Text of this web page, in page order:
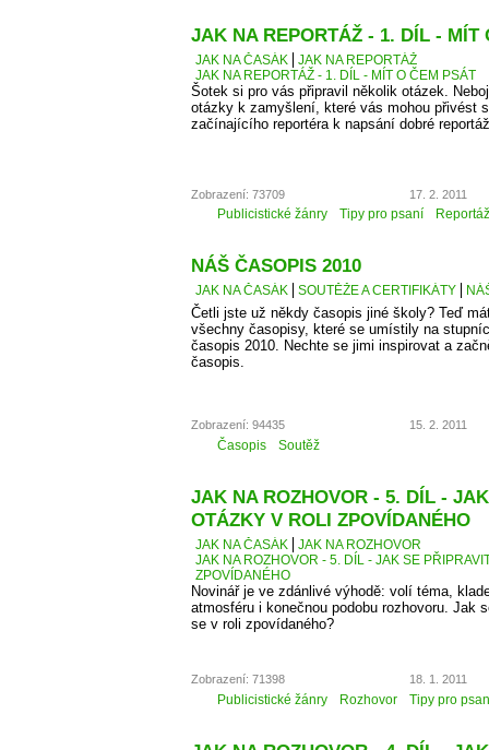
JAK NA REPORTÁŽ - 1. DÍL - MÍT
JAK NA ČASÁK
JAK NA REPORTÁŽ
JAK NA REPORTÁŽ - 1. DÍL - MÍT O ČEM PSÁT
Šotek si pro vás připravil několik otázek.
otázky k zamyšlení, které vás mohou přivést
začínajícího reportéra k napsání dobré
Zobrazení: 73709 17. 2. 2011
Publicistické žánry Tipy pro psaní Reportáž
NÁŠ ČASOPIS 2010
JAK NA ČASÁK SOUTĚŽE A CERTIFIKÁTY
Četli jste už někdy časopis jiné školy? Teď
všechny časopisy, které se umístily na
časopis 2010. Nechte se jimi inspirovat a
časopis.
Zobrazení: 94435 15. 2. 2011
Časopis Soutěž
JAK NA ROZHOVOR - 5. DÍL -
OTÁZKY V ROLI ZPOVÍDANÉHO
JAK NA ČASÁK
JAK NA ROZHOVOR
JAK NA ROZHOVOR - 5. DÍL - JAK SE
ZPOVÍDANÉHO
Novinář je ve zdánlivé výhodě: volí téma,
atmosféru i konečnou podobu rozhovoru. Jak
se v roli zpovídaného?
Zobrazení: 71398 18. 1. 2011
Publicistické žánry Rozhovor Tipy pro